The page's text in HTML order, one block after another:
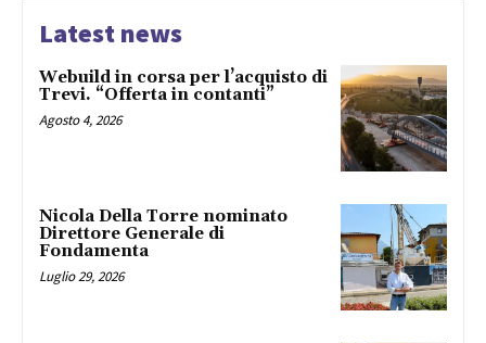
Latest news
Webuild in corsa per l’acquisto di
Trevi. “Offerta in contanti”
Agosto 4, 2026
Nicola Della Torre nominato
Direttore Generale di
Fondamenta
Luglio 29, 2026